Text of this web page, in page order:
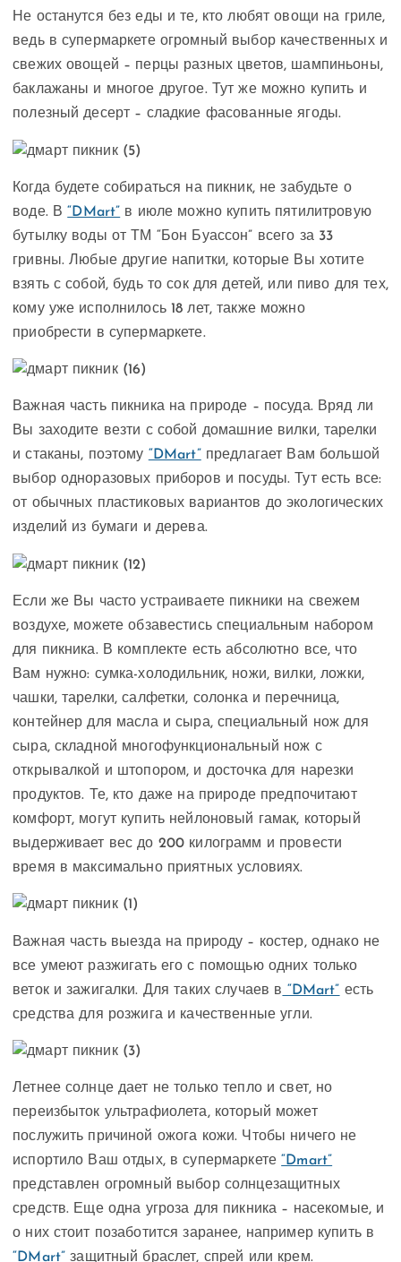
Не останутся без еды и те, кто любят овощи на гриле,
ведь в супермаркете огромный выбор качественных и
свежих овощей – перцы разных цветов, шампиньоны,
баклажаны и многое другое. Тут же можно купить и
полезный десерт – сладкие фасованные ягоды.
Когда будете собираться на пикник, не забудьте о
воде. В“DMart” в июле можно купить пятилитровую
бутылку воды от ТМ “Бон Буассон” всего за 33
гривны. Любые другие напитки, которые Вы хотите
взять с собой, будь то сок для детей, или пиво для тех,
кому уже исполнилось 18 лет, также можно
приобрести в супермаркете.
Важная часть пикника на природе – посуда. Вряд ли
Вы заходите везти с собой домашние вилки, тарелки
и стаканы, поэтому “DMart” предлагает Вам большой
выбор одноразовых приборов и посуды. Тут есть все:
от обычных пластиковых вариантов до экологических
изделий из бумаги и дерева.
Если же Вы часто устраиваете пикники на свежем
воздухе, можете обзавестись специальным набором
для пикника. В комплекте есть абсолютно все, что
Вам нужно: сумка-холодильник, ножи, вилки, ложки,
чашки, тарелки, салфетки, солонка и перечница,
контейнер для масла и сыра, специальный нож для
сыра, складной многофункциональный нож с
открывалкой и штопором, и досточка для нарезки
продуктов. Те, кто даже на природе предпочитают
комфорт, могут купить нейлоновый гамак, который
выдерживает вес до 200 килограмм и провести
время в максимально приятных условиях.
Важная часть выезда на природу – костер, однако не
все умеют разжигать его с помощью одних только
веток и зажигалки. Для таких случаев в “DMart” есть
средства для розжига и качественные угли.
Летнее солнце дает не только тепло и свет, но
переизбыток ультрафиолета, который может
послужить причиной ожога кожи. Чтобы ничего не
испортило Ваш отдых, в супермаркете“Dmart”
представлен огромный выбор солнцезащитных
средств. Еще одна угроза для пикника – насекомые, и
о них стоит позаботится заранее, например купить в
“DMart” защитный браслет, спрей или крем.